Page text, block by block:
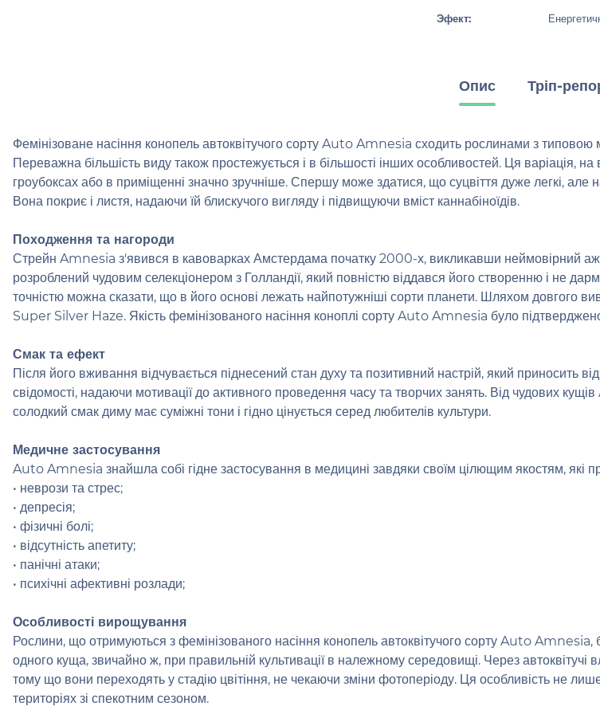
Эфект:
Опис Тріп-
Фемінізоване насіння конопель автоквітучого сорту Auto Amnesia сходить рослинами з
Переважна більшість виду також простежується і в більшості інших особливостей. Ця варіація,
гроубоксах або в приміщенні значно зручніше. Спершу може здатися, що суцвіття дуже легкі,
Вона покриє і листя, надаючи їй блискучого вигляду і підвищуючи вміст каннабіноїдів.
Походження та нагороди
Стрейн Amnesia з'явився в кавоварках Амстердама початку 2000-х, викликавши неймовірний
розроблений чудовим селекціонером з Голландії, який повністю віддався його створенню і не
точністю можна сказати, що в його основі лежать найпотужніші сорти планети. Шляхом довгого
Super Silver Haze. Якість фемінізованого насіння коноплі сорту Auto Amnesia було
Смак та ефект
Після його вживання відчувається піднесений стан духу та позитивний настрій, який приносить
свідомості, надаючи мотивації до активного проведення часу та творчих занять. Від чудових
солодкий смак диму має суміжні тони і гідно цінується серед любителів культури.
Медичне застосування
Auto Amnesia знайшла собі гідне застосування в медицині завдяки своїм цілющим якостям, які
• неврози та стрес;
• депресія;
• фізичні болі;
• відсутність апетиту;
• панічні атаки;
• психічні афективні розлади;
Особливості вирощування
Рослини, що отримуються з фемінізованого насіння конопель автоквітучого сорту Auto Amnesia,
одного куща, звичайно ж, при правильній культивації в належному середовищі. Через
тому що вони переходять у стадію цвітіння, не чекаючи зміни фотоперіоду. Ця особливість не
територіях зі спекотним сезоном.